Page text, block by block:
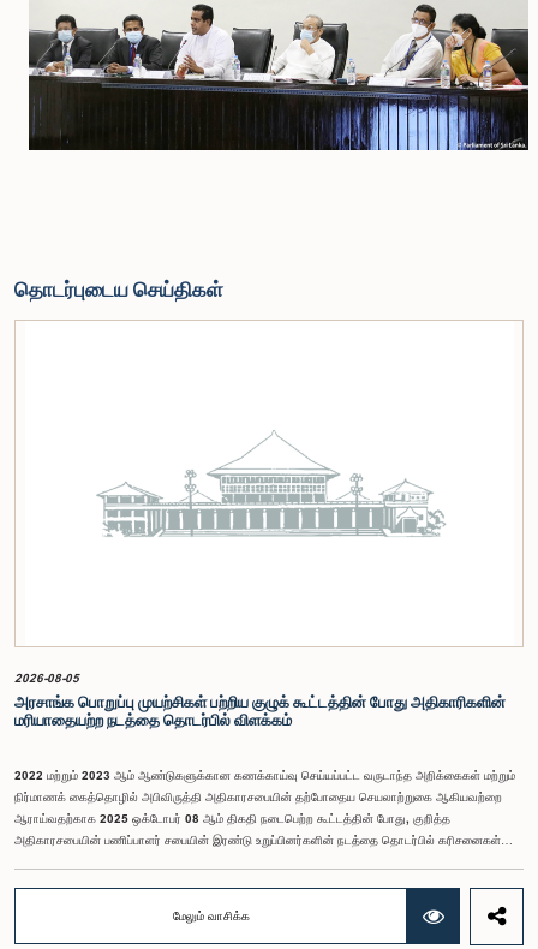
தொடர்புடைய செய்திகள்
2026-08-05
அரசாங்க பொறுப்பு முயற்சிகள் பற்றிய குழுக் கூட்டத்தின் போது அதிகாரிகளின்
மரியாதையற்ற நடத்தை தொடர்பில் விளக்கம்
2022 மற்றும் 2023 ஆம் ஆண்டுகளுக்கான கணக்காய்வு செய்யப்பட்ட வருடாந்த அறிக்கைகள் மற்றும்
நிர்மாணக் கைத்தொழில் அபிவிருத்தி அதிகாரசபையின் தற்போதைய செயலாற்றுகை ஆகியவற்றை
ஆராய்வதற்காக 2025 ஒக்டோபர் 08 ஆம் திகதி நடைபெற்ற கூட்டத்தின் போது, குறித்த
அதிகாரசபையின் பணிப்பாளர் சபையின் இரண்டு உறுப்பினர்களின் நடத்தை தொடர்பில் கரிசனைகள்
இக்கூட்டத்தில் கலந்துகொண்டார் என்பதைக் குழு அவதானித்தது. மேலும், தாபிக்கப்பட்ட பாராளுமன்ற
மேலும் வாசிக்க